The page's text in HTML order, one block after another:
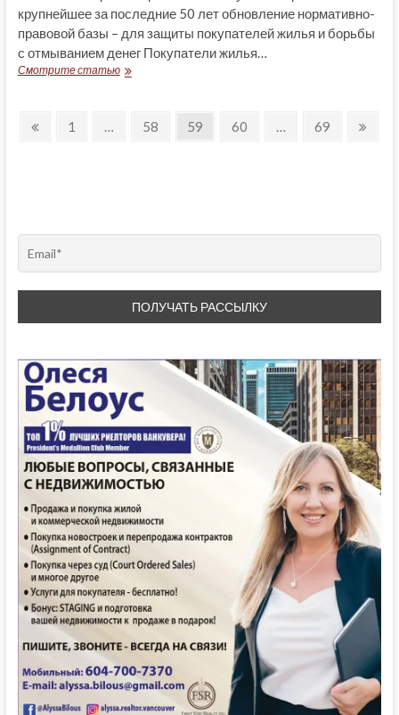
крупнейшее за последние 50 лет обновление нормативно-
правовой базы – для защиты покупателей жилья и борьбы
с отмыванием денег Покупатели жилья…
Смотрите статьюДЕЛА
Posts
Previous
Page
1 … Page
58 Page
59 Page
60 … Page
69